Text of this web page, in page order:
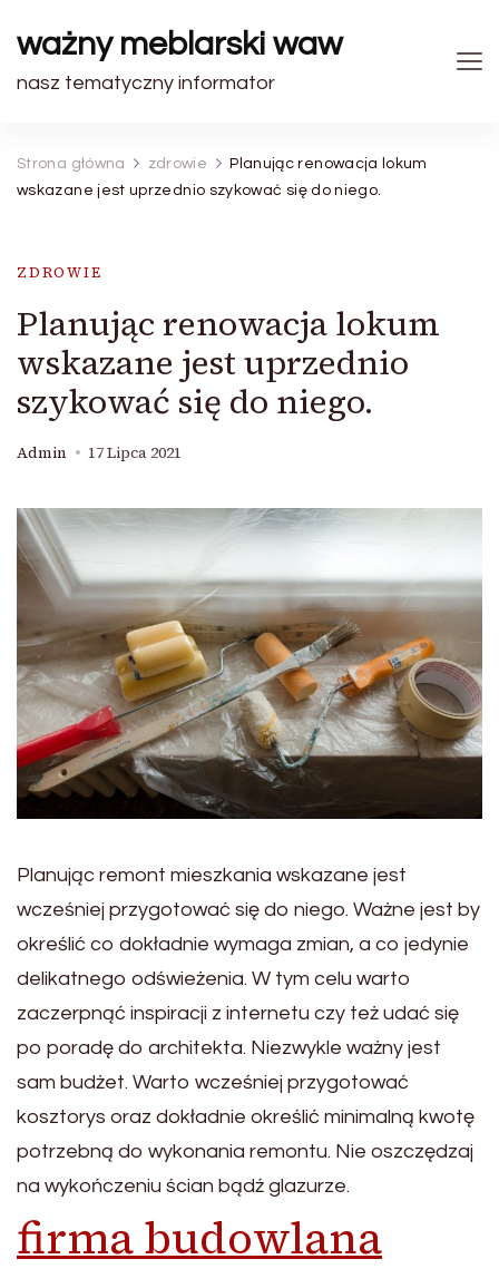
ważny meblarski waw
nasz tematyczny informator
Strona główna zdrowie
Planując renowacja lokum
wskazane jest uprzednio szykować się do niego.
ZDROWIE
Planując renowacja lokum
wskazane jest uprzednio
szykować się do niego.
Admin 17 Lipca 2021
Planując remont mieszkania wskazane jest
wcześniej przygotować się do niego. Ważne jest by
określić co dokładnie wymaga zmian, a co jedynie
delikatnego odświeżenia. W tym celu warto
zaczerpnąć inspiracji z internetu czy też udać się
po poradę do architekta. Niezwykle ważny jest
sam budżet. Warto wcześniej przygotować
kosztorys oraz dokładnie określić minimalną kwotę
potrzebną do wykonania remontu. Nie oszczędzaj
na wykończeniu ścian bądź glazurze.
firma budowlana